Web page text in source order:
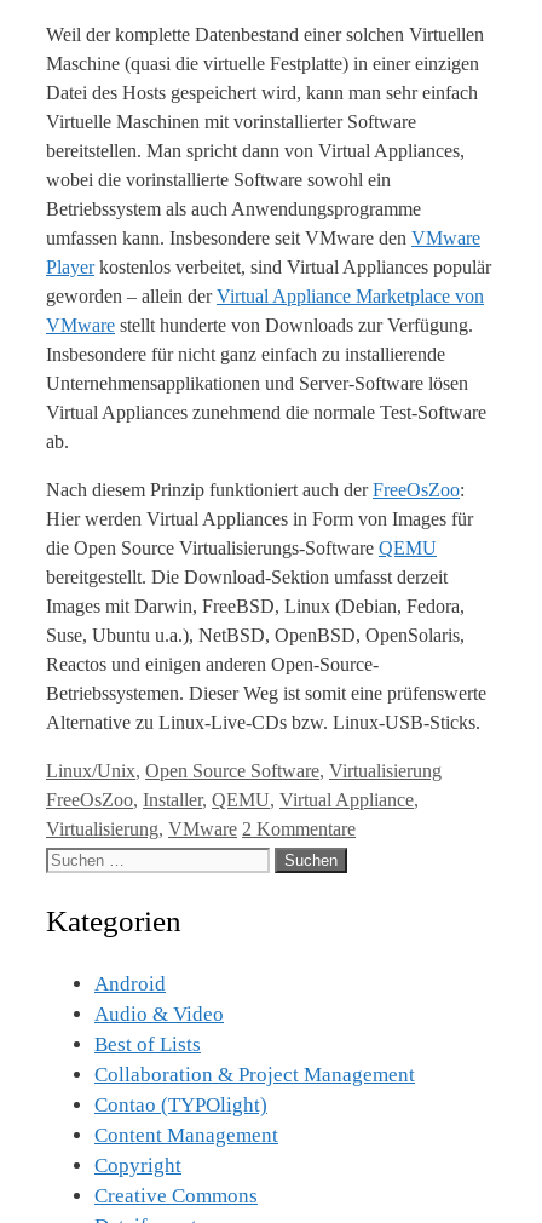
Weil der komplette Datenbestand einer solchen Virtuellen
Maschine (quasi die virtuelle Festplatte) in einer einzigen
Datei des Hosts gespeichert wird, kann man sehr einfach
Virtuelle Maschinen mit vorinstallierter Software
bereitstellen. Man spricht dann von Virtual Appliances,
wobei die vorinstallierte Software sowohl ein
Betriebssystem als auch Anwendungsprogramme
umfassen kann. Insbesondere seit VMware den VMware
Playerkostenlos verbeitet, sind Virtual Appliances populär
geworden – allein derVirtual Appliance Marketplace von
VMware stellt hunderte von Downloads zur Verfügung.
Insbesondere für nicht ganz einfach zu installierende
Unternehmensapplikationen und Server-Software lösen
Virtual Appliances zunehmend die normale Test-Software
ab.
Nach diesem Prinzip funktioniert auch derFreeOsZoo:
Hier werden Virtual Appliances in Form von Images für
die Open Source Virtualisierungs-Software QEMU
bereitgestellt. Die Download-Sektion umfasst derzeit
Images mit Darwin, FreeBSD, Linux (Debian, Fedora,
Suse, Ubuntu u.a.), NetBSD, OpenBSD, OpenSolaris,
Reactos und einigen anderen Open-Source-
Betriebssystemen. Dieser Weg ist somit eine prüfenswerte
Alternative zu Linux-Live-CDs bzw. Linux-USB-Sticks.
Kategorien
Linux/Unix, Open Source Software, VirtualisierungTags
FreeOsZoo, Installer, QEMU, Virtual Appliance,
Virtualisierung, VMware 2 Kommentare
Suche
Kategorien
Android
Audio & Video
Best of Lists
Collaboration & Project Management
Contao (TYPOlight)
Content Management
Copyright
Creative Commons